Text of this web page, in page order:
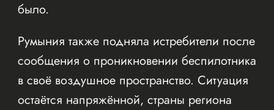
было.
Румыния также подняла истребители после
сообщения о проникновении беспилотника
в своё воздушное пространство. Ситуация
остаётся напряжённой, страны региона